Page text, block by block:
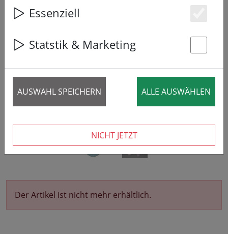
›
Der Artikel ist nicht mehr erhältlich.
Essenziell
Statstik & Marketing
AUSWAHL SPEICHERN ALLE AUSWÄHLEN
NICHT JETZT